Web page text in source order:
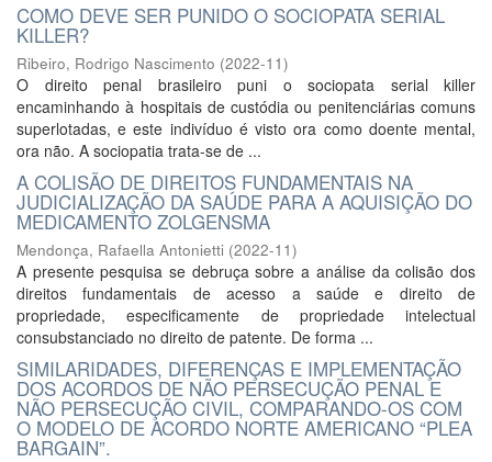
COMO DEVE SER PUNIDO O SOCIOPATA SERIAL
KILLER?
Ribeiro, Rodrigo Nascimento (2022-11)
O direito penal brasileiro puni o sociopata serial killer
encaminhando à hospitais de custódia ou penitenciárias comuns
superlotadas, e este indivíduo é visto ora como doente mental,
ora não. A sociopatia trata-se de ...
A COLISÃO DE DIREITOS FUNDAMENTAIS NA
JUDICIALIZAÇÃO DA SAÚDE PARA A AQUISIÇÃO DO
MEDICAMENTO ZOLGENSMA
Mendonça, Rafaella Antonietti (2022-11)
A presente pesquisa se debruça sobre a análise da colisão dos
direitos fundamentais de acesso a saúde e direito de
propriedade, especificamente de propriedade intelectual
consubstanciado no direito de patente. De forma ...
SIMILARIDADES, DIFERENÇAS E IMPLEMENTAÇÃO
DOS ACORDOS DE NÃO PERSECUÇÃO PENAL E
NÃO PERSECUÇÃO CIVIL, COMPARANDO-OS COM
O MODELO DE ACORDO NORTE AMERICANO “PLEA
BARGAIN”.